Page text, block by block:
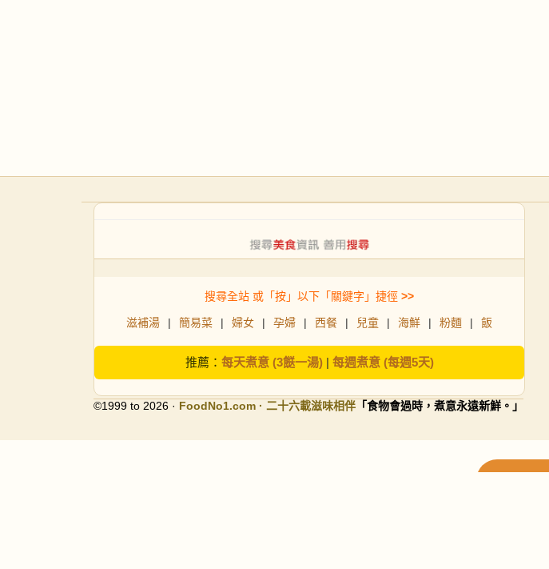
搜尋全站 或「按」以下「關鍵字」捷徑 >>
滋補湯 | 簡易菜 | 婦女 | 孕婦 | 西餐 | 兒童 | 海鮮 | 粉麵 | 飯
推薦： 每天煮意 (3餸一湯)| 每週煮意 (每週5天)
©1999 to 2026 · FoodNo1.com · 二十六載滋味相伴 「食物會過時，煮意永遠新鮮。」